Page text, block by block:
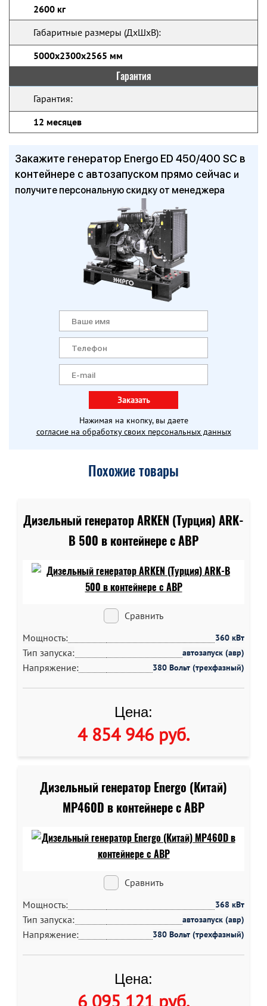
2600 кг
Габаритные размеры (ДхШхВ):
5000х2300х2565 мм
Гарантия
Гарантия:
12 месяцев
Закажите генератор Energo ED 450/400 SC в
контейнере с автозапуском прямо сейчас и
получите персональную скидку от менеджера
Заказать
Нажимая на кнопку, вы даете
согласие на обработку своих персональных данных
Похожие товары
Дизельный генератор ARKEN (Турция) ARK-
B 500 в контейнере c АВР
Сравнить
Мощность:
360 кВт
Тип запуска: автозапуск (авр)
Напряжение: 380 Вольт (трехфазный)
Цена:
4 854 946 руб.
Дизельный генератор Energo (Китай)
MP460D в контейнере c АВР
Сравнить
Мощность:
368 кВт
Тип запуска: автозапуск (авр)
Напряжение: 380 Вольт (трехфазный)
Цена:
6 095 121 руб.